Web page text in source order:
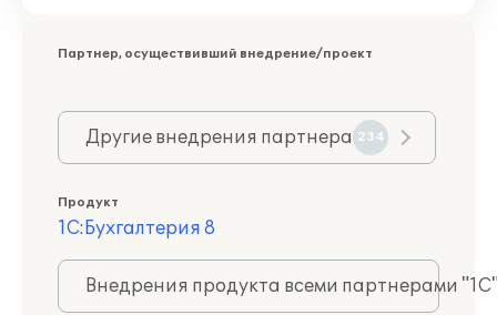
Партнер, осуществивший внедрение/проект
Другие внедрения партнера 234
Продукт
1С:Бухгалтерия 8
Внедрения продукта всеми партнерами